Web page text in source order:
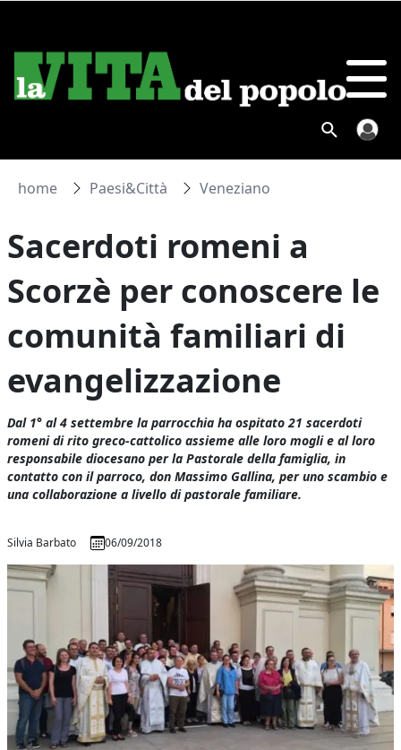
home Paesi&Città Veneziano
Sacerdoti romeni a
Scorzè per conoscere le
comunità familiari di
evangelizzazione
Dal 1° al 4 settembre la parrocchia ha ospitato 21 sacerdoti
romeni di rito greco-cattolico assieme alle loro mogli e al loro
responsabile diocesano per la Pastorale della famiglia, in
contatto con il parroco, don Massimo Gallina, per uno scambio e
una collaborazione a livello di pastorale familiare.
Silvia Barbato 06/09/2018